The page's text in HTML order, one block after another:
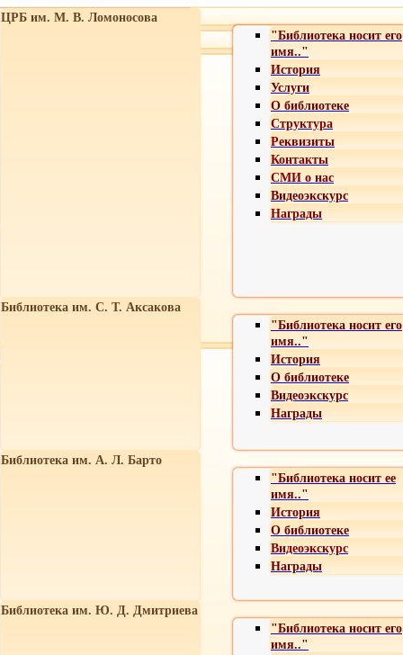
ЦРБ им. М. В. Ломоносова
"Библиотека носит его
имя.."
История
Услуги
О библиотеке
Структура
Реквизиты
Контакты
СМИ о нас
Видеоэкскурс
Награды
Библиотека им. С. Т. Аксакова
"Библиотека носит его
имя.."
История
О библиотеке
Видеоэкскурс
Награды
Библиотека им. А. Л. Барто
"Библиотека носит ее
имя.."
История
О библиотеке
Видеоэкскурс
Награды
Библиотека им. Ю. Д. Дмитриева
"Библиотека носит его
имя.."